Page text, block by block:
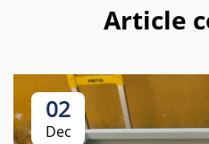
Article
02
Dec